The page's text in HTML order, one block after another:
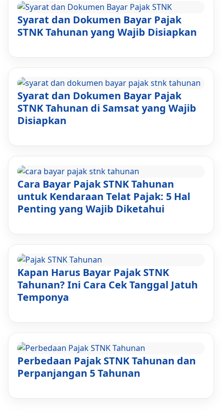
Syarat dan Dokumen Bayar Pajak
STNK Tahunan yang Wajib Disiapkan
Syarat dan Dokumen Bayar Pajak
STNK Tahunan di Samsat yang Wajib
Disiapkan
Cara Bayar Pajak STNK Tahunan
untuk Kendaraan Telat Pajak: 5 Hal
Penting yang Wajib Diketahui
Kapan Harus Bayar Pajak STNK
Tahunan? Ini Cara Cek Tanggal Jatuh
Temponya
Perbedaan Pajak STNK Tahunan dan
Perpanjangan 5 Tahunan